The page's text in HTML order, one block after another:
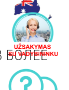
БОЛЕЕ